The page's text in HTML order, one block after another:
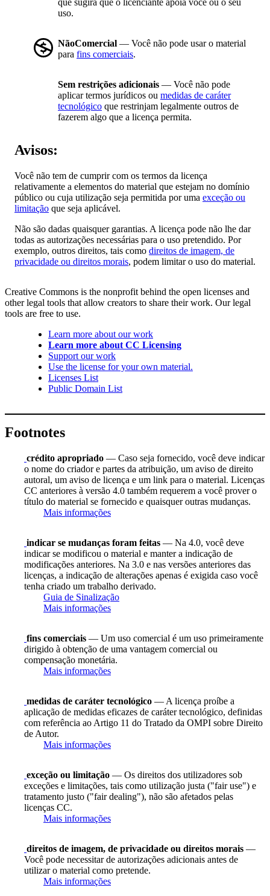
que sugira que o licenciante apoia você ou o seu
uso.
NãoComercial — Você não pode usar o material
para fins comerciais.
Sem restrições adicionais — Você não pode
aplicar termos jurídicos ou medidas de caráter
tecnológico que restrinjam legalmente outros de
fazerem algo que a licença permita.
Avisos:
Você não tem de cumprir com os termos da licença
relativamente a elementos do material que estejam no domínio
público ou cuja utilização seja permitida por uma exceção ou
limitação que seja aplicável.
Não são dadas quaisquer garantias. A licença pode não lhe dar
todas as autorizações necessárias para o uso pretendido. Por
exemplo, outros direitos, tais como direitos de imagem, de
privacidade ou direitos morais, podem limitar o uso do material.
Creative Commons is the nonprofit behind the open licenses and
other legal tools that allow creators to share their work. Our legal
tools are free to use.
Learn more about our work
Learn more about CC Licensing
Support our work
Use the license for your own material.
Licenses List
Public Domain List
Footnotes
crédito apropriado — Caso seja fornecido, você deve indicar
o nome do criador e partes da atribuição, um aviso de direito
autoral, um aviso de licença e um link para o material. Licenças
CC anteriores à versão 4.0 também requerem a você prover o
título do material se fornecido e quaisquer outras mudanças.
Mais informações
indicar se mudanças foram feitas — Na 4.0, você deve
indicar se modificou o material e manter a indicação de
modificações anteriores. Na 3.0 e nas versões anteriores das
licenças, a indicação de alterações apenas é exigida caso você
tenha criado um trabalho derivado.
Guia de Sinalização
Mais informações
fins comerciais — Um uso comercial é um uso primeiramente
dirigido à obtenção de uma vantagem comercial ou
compensação monetária.
Mais informações
medidas de caráter tecnológico — A licença proíbe a
aplicação de medidas eficazes de caráter tecnológico, definidas
com referência ao Artigo 11 do Tratado da OMPI sobre Direito
de Autor.
Mais informações
exceção ou limitação — Os direitos dos utilizadores sob
exceções e limitações, tais como utilização justa ("fair use") e
tratamento justo ("fair dealing"), não são afetados pelas
licenças CC.
Mais informações
direitos de imagem, de privacidade ou direitos morais —
Você pode necessitar de autorizações adicionais antes de
utilizar o material como pretende.
Mais informações